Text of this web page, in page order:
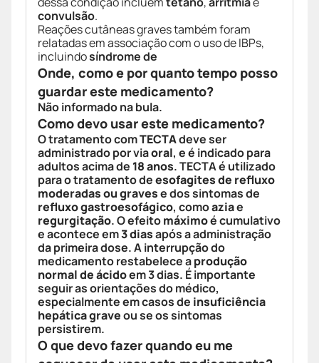
convulsão.
Reações cutâneas graves também foram
relatadas em associação com o uso de IBPs,
incluindosíndrome de
Onde, como e por quanto tempo posso
guardar este medicamento?
Não informado na bula.
Como devo usar este medicamento?
O tratamento comTECTAdeve ser
administrado por viaoral, e é indicado para
adultos acima de 18 anos. TECTA é utilizado
para o tratamento deesofagites de refluxo
moderadas ou gravese dos sintomas de
refluxo gastroesofágico, comoaziae
regurgitação. O efeitomáximoé cumulativo
e acontece em3 diasapós a administração
da primeira dose. A interrupção do
medicamento restabelece aprodução
normal de ácidoem 3 dias. É importante
seguir as orientações do médico,
especialmente em casos de insuficiência
hepática graveou se os sintomas
persistirem.
O que devo fazer quando eu me